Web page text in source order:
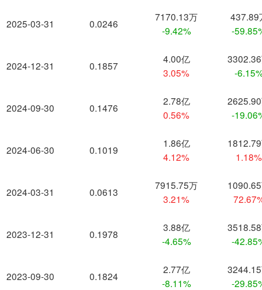
2025-03-31
2024-12-31
2024-09-30
2024-06-30
2024-03-31
2023-12-31
2023-09-30
0.0246
7170.13万
-9.42%
437.89
-
0.1857
4.00亿
3.05%
-
0.1476
2.78亿
0.56%
-
0.1019
1.86亿
4.12%
1.18%
0.0613
7915.75万
3.21%
0.1978
3.88亿
-4.65%
-
0.1824
2.77亿
-8.11%
-